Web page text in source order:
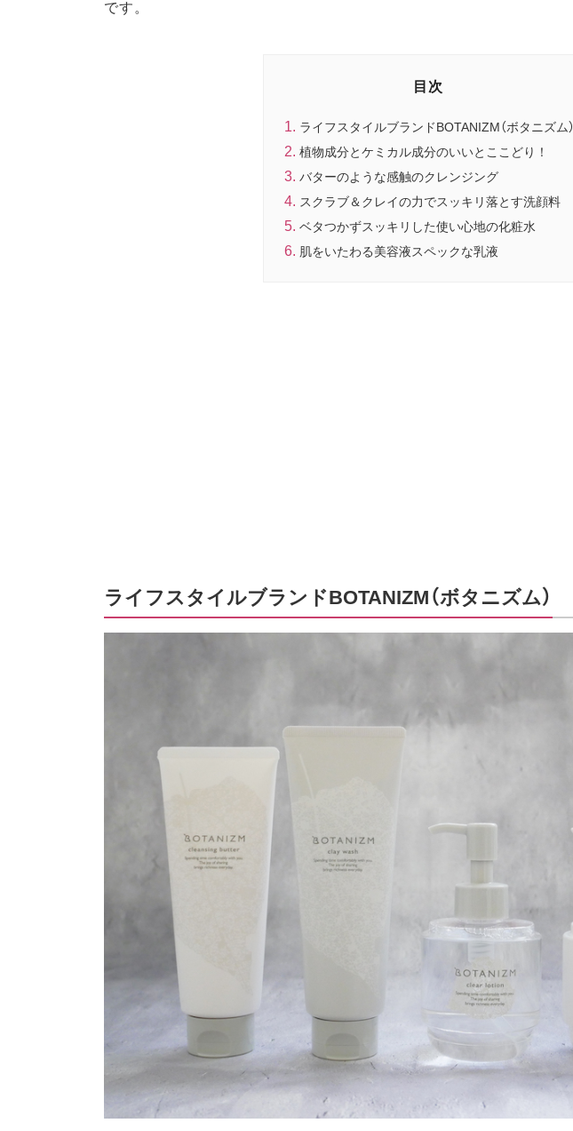
です。
目次
ライフスタイルブランドBOTANIZM（ボタニズム）
植物成分とケミカル成分のいいとここどり！
バターのような感触のクレンジング
スクラブ＆クレイの力でスッキリ落とす洗顔料
ベタつかずスッキリした使い心地の化粧水
肌をいたわる美容液スペックな乳液
ライフスタイルブランドBOTANIZM（ボタニズム）